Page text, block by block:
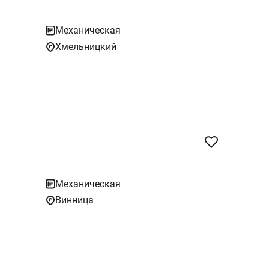
Механическая
Хмельницкий
Механическая
Винница